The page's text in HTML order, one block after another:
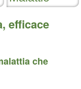
efficace
che